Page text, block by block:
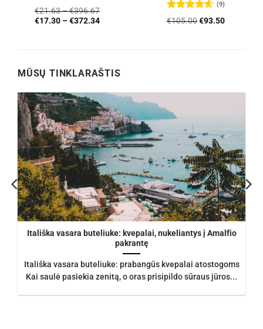
Įvertinimas:
4.76iš 5
€21.63–€396.67
€17.30 –€372.34
Įvertinimas:
(9)
€105.00Original
€93.50Current
MŪSŲ TINKLARAŠTIS
Itališka vasara buteliuke: kvepalai, nukeliantys į Amalfio
pakrantę
Itališka vasara buteliuke: prabangūs kvepalai atostogoms
Kai saulė pasiekia zenitą, o oras prisipildo sūraus jūros...